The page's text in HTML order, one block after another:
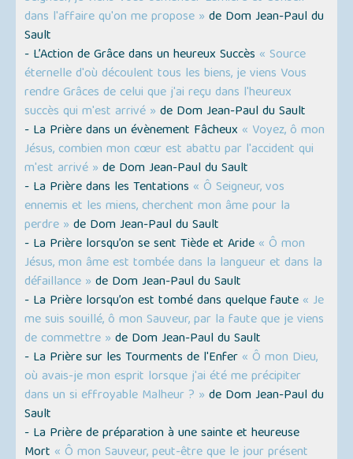
dans l'affaire qu'on me propose » de Dom Jean-Paul du
Sault
- L’Action de Grâce dans un heureux Succès « Source
éternelle d'où découlent tous les biens, je viens Vous
rendre Grâces de celui que j'ai reçu dans l'heureux
succès qui m'est arrivé » de Dom Jean-Paul du Sault
- La Prière dans un évènement Fâcheux « Voyez, ô mon
Jésus, combien mon cœur est abattu par l'accident qui
m'est arrivé » de Dom Jean-Paul du Sault
- La Prière dans les Tentations « Ô Seigneur, vos
ennemis et les miens, cherchent mon âme pour la
perdre » de Dom Jean-Paul du Sault
- La Prière lorsqu’on se sent Tiède et Aride « Ô mon
Jésus, mon âme est tombée dans la langueur et dans la
défaillance » de Dom Jean-Paul du Sault
- La Prière lorsqu’on est tombé dans quelque faute « Je
me suis souillé, ô mon Sauveur, par la faute que je viens
de commettre » de Dom Jean-Paul du Sault
- La Prière sur les Tourments de l'Enfer « Ô mon Dieu,
où avais-je mon esprit lorsque j'ai été me précipiter
dans un si effroyable Malheur ? » de Dom Jean-Paul du
Sault
- La Prière de préparation à une sainte et heureuse
Mort « Ô mon Sauveur, peut-être que le jour présent